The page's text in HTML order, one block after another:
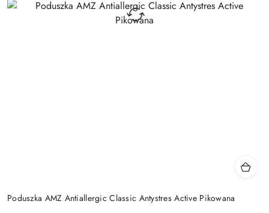
Poduszka AMZ Antiallergic Classic Antystres Active Pikowana